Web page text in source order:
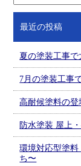
最近の投稿
夏の塗装工事
7月の塗装工事
高耐候塗料の
防水塗装 屋上
環境対応型塗料
ち〜